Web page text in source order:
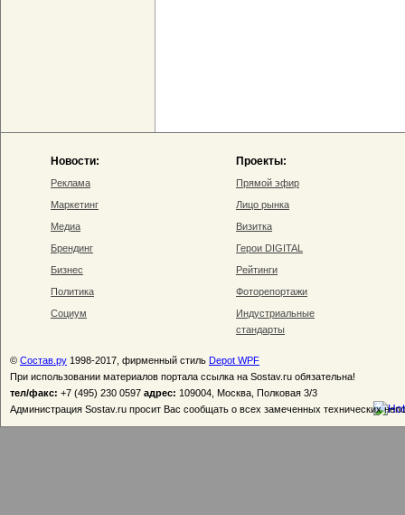
Новости:
Реклама
Маркетинг
Медиа
Брендинг
Бизнес
Политика
Социум
Проекты:
Прямой эфир
Лицо рынка
Визитка
Герои DIGITAL
Рейтинги
Фоторепортажи
Индустриальные
стандарты
© Состав.ру 1998-2017, фирменный стиль Depot WPF
При использовании материалов портала ссылка на Sostav.ru обязательна!
тел/факс: +7 (495) 230 0597 адрес: 109004, Москва, Полковая 3/3
Администрация Sostav.ru просит Вас сообщать о всех замеченных технических